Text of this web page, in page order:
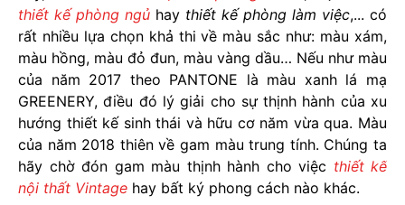
thiết kế phòng ngủ hay thiết kế phòng làm việc,... có
rất nhiều lựa chọn khả thi về màu sắc như: màu xám,
màu hồng, màu đỏ đun, màu vàng dầu… Nếu như màu
của năm 2017 theo PANTONE là màu xanh lá mạ
GREENERY, điều đó lý giải cho sự thịnh hành của xu
hướng thiết kế sinh thái và hữu cơ năm vừa qua. Màu
của năm 2018 thiên về gam màu trung tính. Chúng ta
hãy chờ đón gam màu thịnh hành cho việc thiết kế
nội thất Vintage hay bất ký phong cách nào khác.